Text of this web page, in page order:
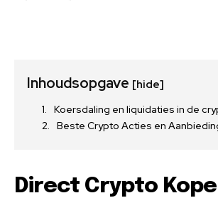
Inhoudsopgave [hide]
Koersdaling en liquidaties in de
Beste Crypto Acties en
Direct Crypto